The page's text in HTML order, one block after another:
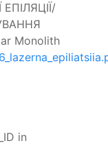
Monolith
in